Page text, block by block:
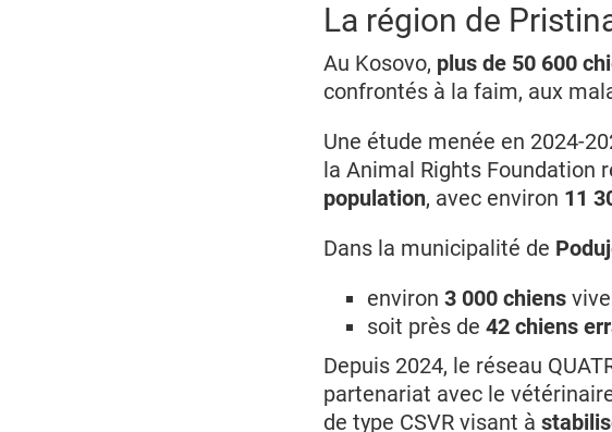
La région de
Au Kosovo, plus de 50 600
confrontés à la faim, aux
Une étude menée en 2024-
la Animal Rights Foundation
population, avec environ 11
Dans la municipalité de
environ 3 000 chiens
soit près de 42 chiens
Depuis 2024, le réseau
partenariat avec le
de type CSVR visant à